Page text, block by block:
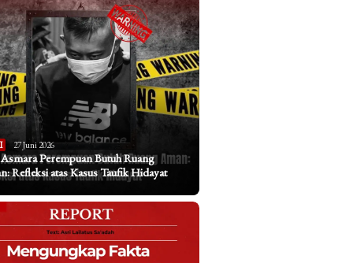
27 Juni 2026
Perempuan Butuh Ruang
Refleksi atas Kasus Taufik Hidayat